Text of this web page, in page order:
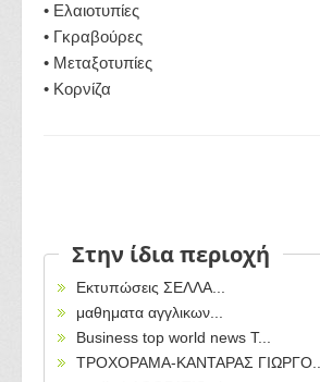
• Ελαιοτυπίες
• Γκραβούρες
• Μεταξοτυπίες
• Κορνίζα
Στην ίδια περιοχή
Εκτυπώσεις ΣΕΛΛΑ...
μαθηματα αγγλικων...
Business top world news T...
ΤΡΟΧΟΡΑΜΑ-ΚΑΝΤΑΡΑΣ ΓΙΩΡΓΟ...